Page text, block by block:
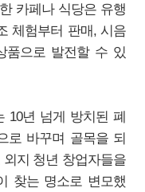
카페나 식당은 유행
체험부터 판매, 시음
품으로 발전할 수 있
10년 넘게 방치된 폐
로 바꾸며 골목을 되
지 청년 창업자들을
찾는 명소로 변모했